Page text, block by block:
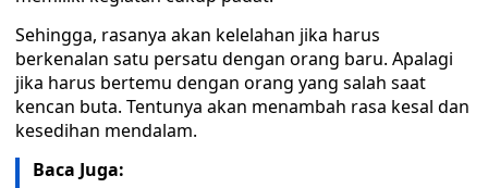
Sehingga, rasanya akan kelelahan jika harus
berkenalan satu persatu dengan orang baru. Apalagi
jika harus bertemu dengan orang yang salah saat
kencan buta. Tentunya akan menambah rasa kesal dan
kesedihan mendalam.
Baca Juga: